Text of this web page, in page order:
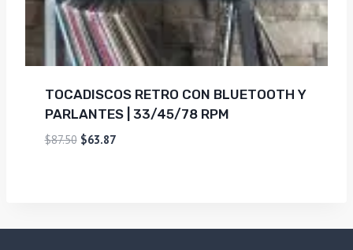
TOCADISCOS RETRO CON BLUETOOTH Y
PARLANTES | 33/45/78 RPM
$87.50 El
$63.87El